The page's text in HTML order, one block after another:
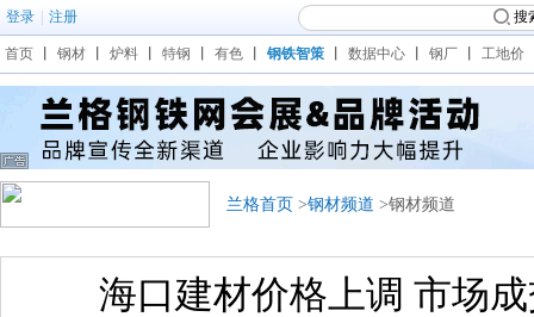
登录 注册 搜
首页 钢材 炉料 特钢 有色 钢铁智策 数据中心 钢厂 工地价
兰格首页 >钢材频道 >钢材频道
海口建材价格上调 市场